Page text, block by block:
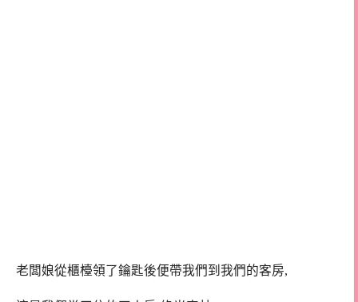
老闆娘從櫃檯領了鑰匙後便帶我們到我們的客房,